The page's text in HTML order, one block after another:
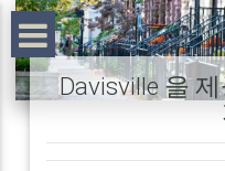
Davisville 을